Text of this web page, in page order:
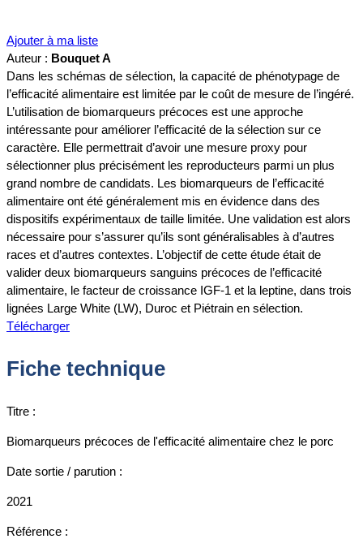
Ajouter à ma liste
Auteur : Bouquet A
Dans les schémas de sélection, la capacité de phénotypage de
l’efficacité alimentaire est limitée par le coût de mesure de l’ingéré.
L’utilisation de biomarqueurs précoces est une approche
intéressante pour améliorer l’efficacité de la sélection sur ce
caractère. Elle permettrait d’avoir une mesure proxy pour
sélectionner plus précisément les reproducteurs parmi un plus
grand nombre de candidats. Les biomarqueurs de l’efficacité
alimentaire ont été généralement mis en évidence dans des
dispositifs expérimentaux de taille limitée. Une validation est alors
nécessaire pour s’assurer qu’ils sont généralisables à d’autres
races et d’autres contextes. L’objectif de cette étude était de
valider deux biomarqueurs sanguins précoces de l’efficacité
alimentaire, le facteur de croissance IGF-1 et la leptine, dans trois
lignées Large White (LW), Duroc et Piétrain en sélection.
Télécharger
Fiche technique
Titre :
Biomarqueurs précoces de l'efficacité alimentaire chez le porc
Date sortie / parution :
2021
Référence :